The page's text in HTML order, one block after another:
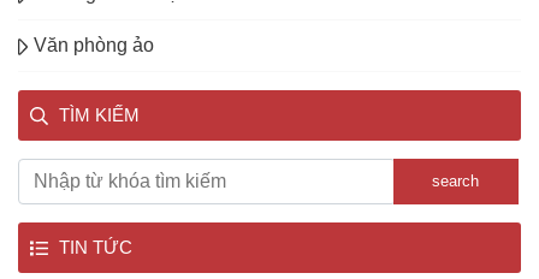
Văn phòng ảo
TÌM KIẾM
search
TIN TỨC